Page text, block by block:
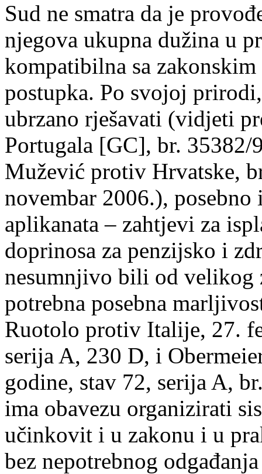
Sud ne smatra da je
njegova ukupna dužina u
kompatibilna sa
postupka. Po svojoj
ubrzano rješavati (vidjeti
Portugala [GC], br.
Mužević protiv Hrvatske,
novembar 2006.),
aplikanata – zahtjevi za
doprinosa za penzijsko i
nesumnjivo bili od velikog
potrebna posebna
Ruotolo protiv Italije, 27.
serija A, 230 D, i
godine, stav 72, serija A,
ima obavezu organizirati
učinkovit i u zakonu i u
bez nepotrebnog